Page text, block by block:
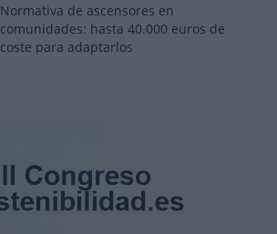
Normativa de ascensores en
comunidades: hasta 40.000 euros de
coste para adaptarlos